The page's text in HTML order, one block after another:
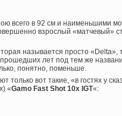
всего в 92 см и наименьшими
взрослый «матчевый»
называется просто
лет под тем же
понятно, поменьше.
вот такие, «в гостях у
«Gamo Fast Shot 10x IGT«: